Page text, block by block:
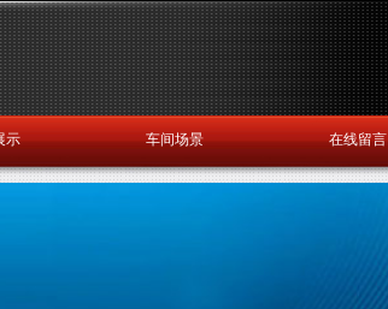
示 车间场景 在线留言